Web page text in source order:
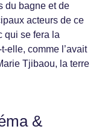
du bagne et de
acteurs de ce
qui se fera la
elle, comme l’avait
Tjibaou, la terre
&